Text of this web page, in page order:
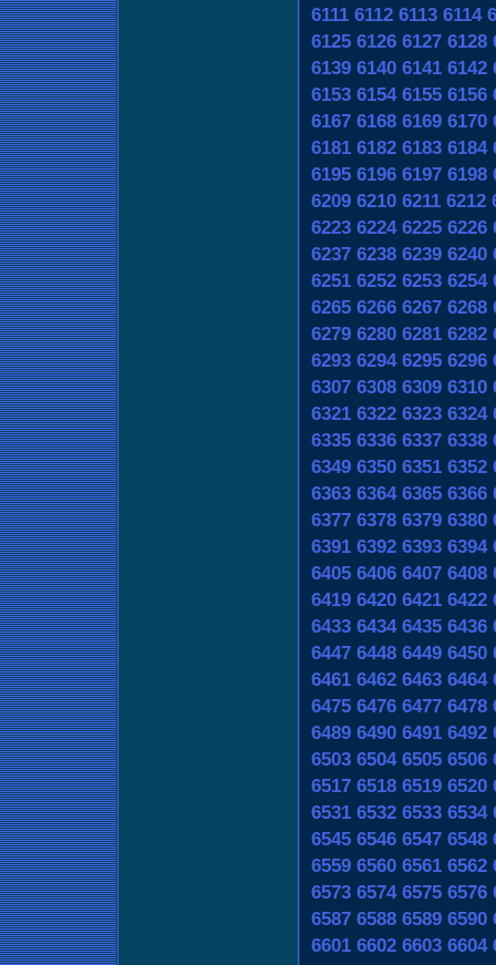
6111 6112 6113 6114
6125 6126 6127 6128
6139 6140 6141 6142
6153 6154 6155 6156
6167 6168 6169 6170
6181 6182 6183 6184
6195 6196 6197 6198
6209 6210 6211 6212
6223 6224 6225 6226
6237 6238 6239 6240
6251 6252 6253 6254
6265 6266 6267 6268
6279 6280 6281 6282
6293 6294 6295 6296
6307 6308 6309 6310
6321 6322 6323 6324
6335 6336 6337 6338
6349 6350 6351 6352
6363 6364 6365 6366
6377 6378 6379 6380
6391 6392 6393 6394
6405 6406 6407 6408
6419 6420 6421 6422
6433 6434 6435 6436
6447 6448 6449 6450
6461 6462 6463 6464
6475 6476 6477 6478
6489 6490 6491 6492
6503 6504 6505 6506
6517 6518 6519 6520
6531 6532 6533 6534
6545 6546 6547 6548
6559 6560 6561 6562
6573 6574 6575 6576
6587 6588 6589 6590
6601 6602 6603 6604